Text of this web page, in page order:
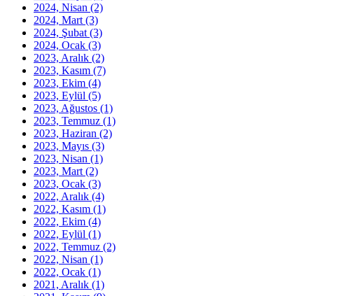
2024, Nisan (2)
2024, Mart (3)
2024, Şubat (3)
2024, Ocak (3)
2023, Aralık (2)
2023, Kasım (7)
2023, Ekim (4)
2023, Eylül (5)
2023, Ağustos (1)
2023, Temmuz (1)
2023, Haziran (2)
2023, Mayıs (3)
2023, Nisan (1)
2023, Mart (2)
2023, Ocak (3)
2022, Aralık (4)
2022, Kasım (1)
2022, Ekim (4)
2022, Eylül (1)
2022, Temmuz (2)
2022, Nisan (1)
2022, Ocak (1)
2021, Aralık (1)